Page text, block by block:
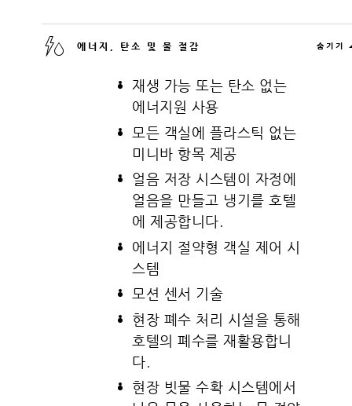
에너지, 탄소 및 물 절감 숨기기
재생 가능 또는 탄소 없는
에너지원 사용
모든 객실에 플라스틱 없는
미니바 항목 제공
얼음 저장 시스템이 자정에
얼음을 만들고 냉기를 호텔
에 제공합니다.
에너지 절약형 객실 제어 시
스템
모션 센서 기술
현장 폐수 처리 시설을 통해
호텔의 폐수를 재활용합니
다.
현장 빗물 수확 시스템에서